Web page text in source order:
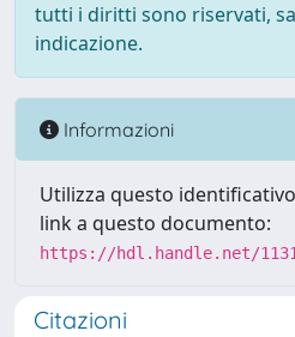
tutti i diritti sono riservati,
indicazione.
Informazioni
Utilizza questo
link a questo documento:
https://hdl.handle.net/
Citazioni